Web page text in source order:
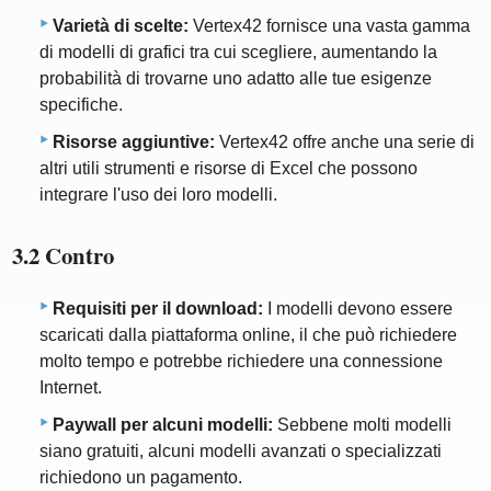
Varietà di scelte: Vertex42 fornisce una vasta gamma
di modelli di grafici tra cui scegliere, aumentando la
probabilità di trovarne uno adatto alle tue esigenze
specifiche.
Risorse aggiuntive: Vertex42 offre anche una serie di
altri utili strumenti e risorse di Excel che possono
integrare l'uso dei loro modelli.
3.2 Contro
Requisiti per il download: I modelli devono essere
scaricati dalla piattaforma online, il che può richiedere
molto tempo e potrebbe richiedere una connessione
Internet.
Paywall per alcuni modelli: Sebbene molti modelli
siano gratuiti, alcuni modelli avanzati o specializzati
richiedono un pagamento.